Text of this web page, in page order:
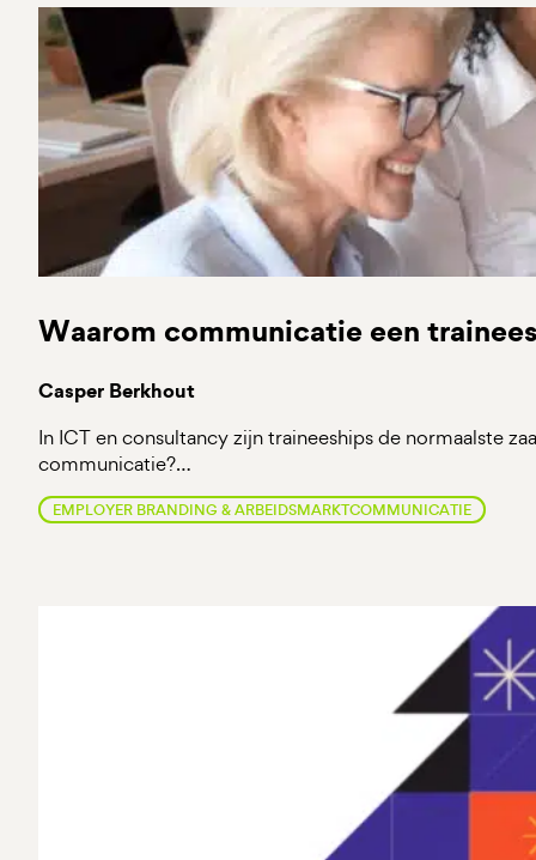
Waarom communicatie een
Casper Berkhout
In ICT en consultancy zijn traineeships de normaalste
communicatie?…
EMPLOYER BRANDING & ARBEIDSMARKTCOMMUNICATIE